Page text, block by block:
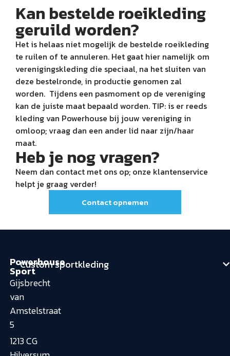
Kan bestelde roeikleding
geruild worden?
Het is helaas niet mogelijk de bestelde roeikleding
te ruilen of te annuleren. Het gaat hier namelijk om
verenigingskleding die speciaal, na het sluiten van
deze bestelronde, in productie genomen zal
worden. Tijdens een pasmoment op de vereniging
kan de juiste maat bepaald worden. TIP: is er reeds
kleding van Powerhouse bij jouw vereniging in
omloop; vraag dan een ander lid naar zijn/haar
maat.
Heb je nog vragen?
Neem dan contact met ons op; onze klantenservice
helpt je graag verder!
Contact opnemen
Powerhouse
Sport
Gijsbrecht
van
Amstelstraat
5
1213 CG
Custom sportkleding